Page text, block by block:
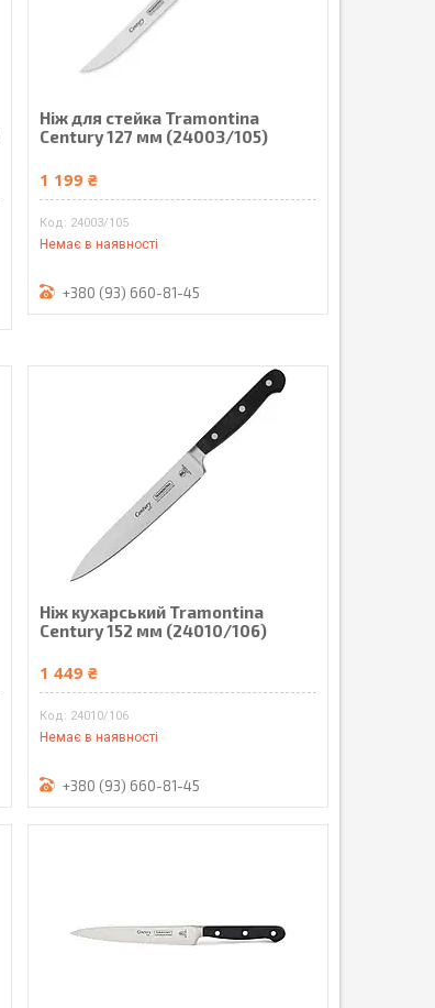
Ніж для стейка Tramontina
Century 127 мм (24003/105)
1 199 ₴
24003/105
Немає в наявності
+380 (93) 660-81-45
Ніж кухарський Tramontina
Century 152 мм (24010/106)
1 449 ₴
24010/106
Немає в наявності
+380 (93) 660-81-45